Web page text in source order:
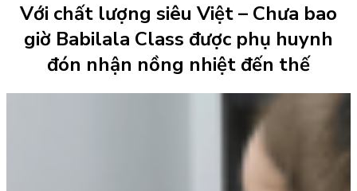
Với chất lượng siêu Việt – Chưa bao
giờ Babilala Class được phụ huynh
đón nhận nồng nhiệt đến thế